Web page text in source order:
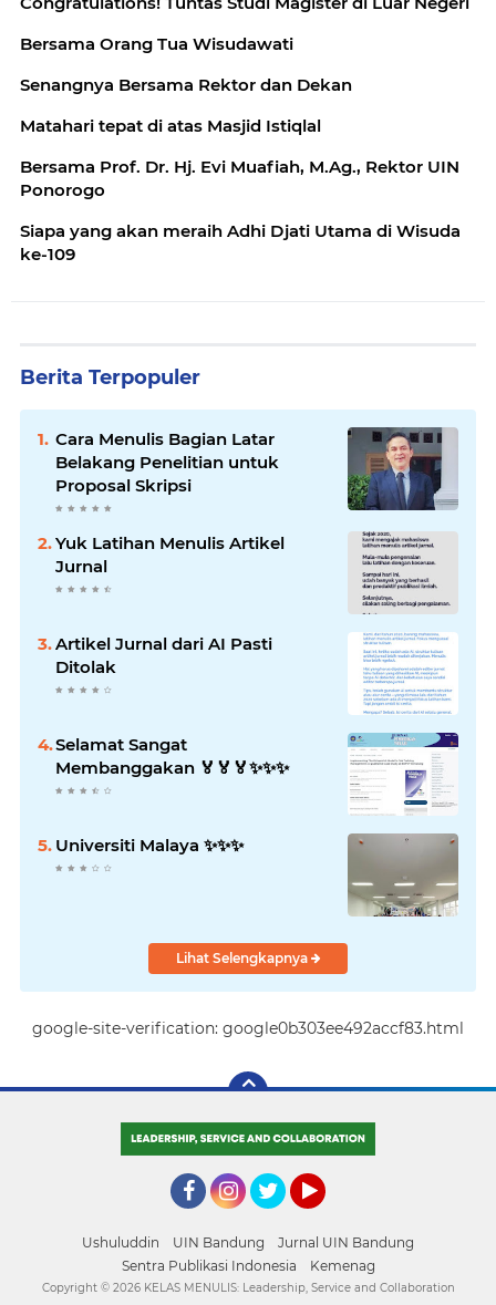
Bersama Orang Tua Wisudawati
Senangnya Bersama Rektor dan Dekan
Matahari tepat di atas Masjid Istiqlal
Bersama Prof. Dr. Hj. Evi Muafiah, M.Ag., Rektor UIN
Ponorogo
Siapa yang akan meraih Adhi Djati Utama di Wisuda
ke-109
Berita Terpopuler
Cara Menulis Bagian Latar
Belakang Penelitian untuk
Proposal Skripsi
Yuk Latihan Menulis Artikel
Jurnal
Artikel Jurnal dari AI Pasti
Ditolak
Selamat Sangat
Membanggakan 🏅🏅🏅✨️✨️✨️
Universiti Malaya ✨️✨️✨️
Lihat Selengkapnya
google-site-verification: google0b303ee492accf83.html
Ushuluddin UIN Bandung
Jurnal UIN Bandung
Sentra Publikasi Indonesia
Kemenag
Copyright © 2026 KELAS MENULIS: Leadership, Service and Collaboration